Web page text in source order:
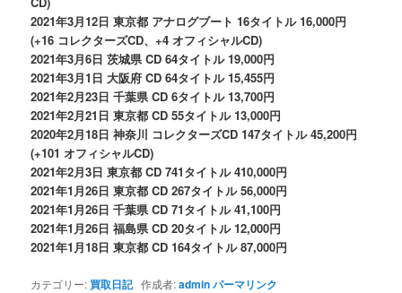
2021年3月12日 東京都 アナログブート 16タイトル 16,000円
(+16 コレクターズCD、+4 オフィシャルCD)
2021年3月6日 茨城県 CD 64タイトル 19,000円
2021年3月1日 大阪府 CD 64タイトル 15,455円
2021年2月23日 千葉県 CD 6タイトル 13,700円
2021年2月21日 東京都 CD 55タイトル 13,000円
2020年2月18日 神奈川 コレクターズCD 147タイトル 45,200円
(+101 オフィシャルCD)
2021年2月3日 東京都 CD 741タイトル 410,000円
2021年1月26日 東京都 CD 267タイトル 56,000円
2021年1月26日 千葉県 CD 71タイトル 41,100円
2021年1月26日 福島県 CD 20タイトル 12,000円
2021年1月18日 東京都 CD 164タイトル 87,000円
カテゴリー: 買取日記作成者:adminパーマリンク